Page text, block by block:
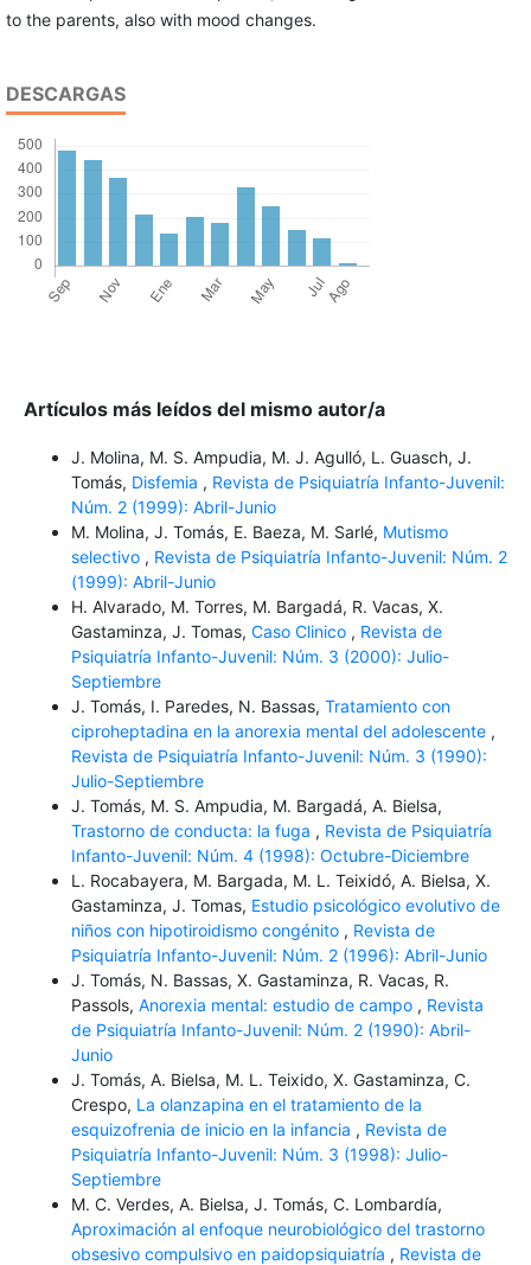
to the parents, also with mood changes.
DESCARGAS
Artículos más leídos del mismo autor/a
J. Molina, M. S. Ampudia, M. J. Agulló, L. Guasch, J.
Tomás, Disfemia , Revista de Psiquiatría Infanto-Juvenil:
Núm. 2 (1999): Abril-Junio
M. Molina, J. Tomás, E. Baeza, M. Sarlé, Mutismo
selectivo , Revista de Psiquiatría Infanto-Juvenil: Núm. 2
(1999): Abril-Junio
H. Alvarado, M. Torres, M. Bargadá, R. Vacas, X.
Gastaminza, J. Tomas, Caso Clinico , Revista de
Psiquiatría Infanto-Juvenil: Núm. 3 (2000): Julio-
Septiembre
J. Tomás, I. Paredes, N. Bassas, Tratamiento con
ciproheptadina en la anorexia mental del adolescente ,
Revista de Psiquiatría Infanto-Juvenil: Núm. 3 (1990):
Julio-Septiembre
J. Tomás, M. S. Ampudia, M. Bargadá, A. Bielsa,
Trastorno de conducta: la fuga , Revista de Psiquiatría
Infanto-Juvenil: Núm. 4 (1998): Octubre-Diciembre
L. Rocabayera, M. Bargada, M. L. Teixidó, A. Bielsa, X.
Gastaminza, J. Tomas, Estudio psicológico evolutivo de
niños con hipotiroidismo congénito , Revista de
Psiquiatría Infanto-Juvenil: Núm. 2 (1996): Abril-Junio
J. Tomás, N. Bassas, X. Gastaminza, R. Vacas, R.
Passols, Anorexia mental: estudio de campo , Revista
de Psiquiatría Infanto-Juvenil: Núm. 2 (1990): Abril-
Junio
J. Tomás, A. Bielsa, M. L. Teixido, X. Gastaminza, C.
Crespo, La olanzapina en el tratamiento de la
esquizofrenia de inicio en la infancia , Revista de
Psiquiatría Infanto-Juvenil: Núm. 3 (1998): Julio-
Septiembre
M. C. Verdes, A. Bielsa, J. Tomás, C. Lombardía,
Aproximación al enfoque neurobiológico del trastorno
obsesivo compulsivo en paidopsiquiatría , Revista de